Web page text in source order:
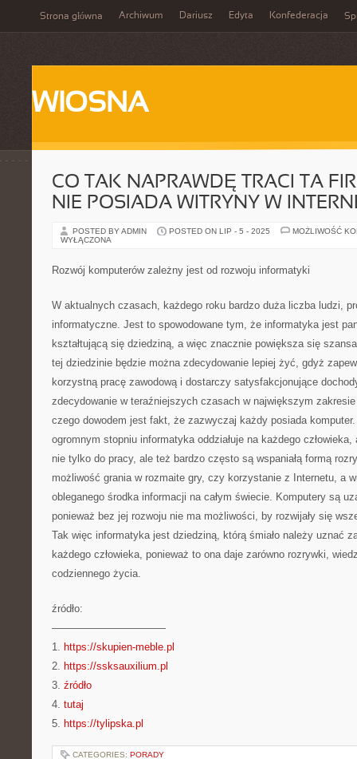
Strona główna Archiwum Dariusz Edyta Konfederacja
WIOSNA
CO TAK NAPRAWDĘ TRACI TA
NIE POSIADA WITRYNY W
POSTED BY ADMIN POSTED ON LIP - 5 - 2025
MOŻLIWOŚĆ
WYŁĄCZONA
Rozwój komputerów zależny jest od rozwoju informatyki
W aktualnych czasach, każdego roku bardzo duża liczba ludzi,
informatyczne. Jest to spowodowane tym, że informatyka jest
kształtującą się dziedziną, a więc znacznie powiększa się
tej dziedzinie będzie można zdecydowanie lepiej żyć, gdyż
korzystną pracę zawodową i dostarczy satysfakcjonujące
zdecydowanie w teraźniejszych czasach w największym zakresie
czego dowodem jest fakt, że zazwyczaj każdy posiada
ogromnym stopniu informatyka oddziałuje na każdego
nie tylko do pracy, ale też bardzo często są wspaniałą formą
możliwość grania w rozmaite gry, czy korzystanie z Internetu, a
obleganego środka informacji na całym świecie. Komputery są
ponieważ bez jej rozwoju nie ma możliwości, by rozwijały się
Tak więc informatyka jest dziedziną, którą śmiało należy uznać
każdego człowieka, ponieważ to ona daje zarówno rozrywki,
codziennego życia.
źródło:
———————————
1. https://skupien-meble.pl
2. https://ssksauxilium.pl
3. źródło
4. tutaj
5. https://tylipska.pl
CATEGORIES: PORADY